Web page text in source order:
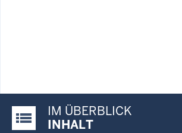
Justiz-Portal im Überblick:
IM ÜBERBLICK
INHALT